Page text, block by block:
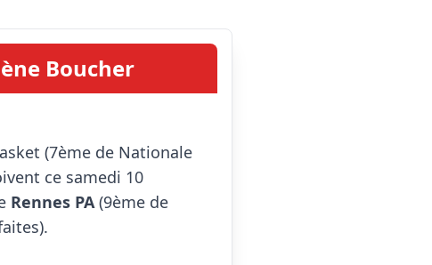
Boucher
ce samedi 10
Rennes PA (9ème de